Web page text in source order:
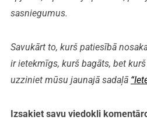
sasniegumus.
Savukārt to, kurš patiesībā
ir ietekmīgs, kurš bagāts, bet
uzziniet mūsu jaunajā sadaļā
Izsakiet savu viedokli